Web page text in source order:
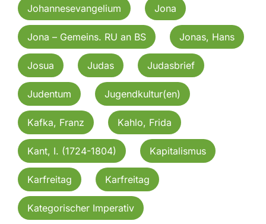
Johannesevangelium Jona
Jona – Gemeins. RU an BS Jonas, Hans
Josua Judas Judasbrief
Judentum Jugendkultur(en)
Kafka, Franz Kahlo, Frida
Kant, I. (1724-1804) Kapitalismus
Karfreitag Karfreitag
Kategorischer Imperativ